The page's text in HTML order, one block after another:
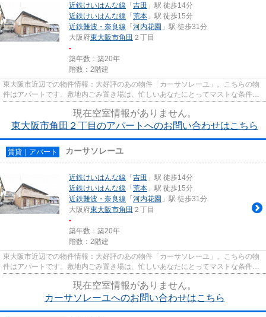
近鉄けいはんな線 「吉田 」駅 徒歩14分
近鉄けいはんな線 「荒本 」駅 徒歩15分
近鉄難波・奈良線 「河内花園 」駅 徒歩31分
大阪府東大阪市角田 ２丁目
-
築年数：築20年
階数：2階建
東大阪市近辺での物件情報：大好評のあの物件「カーサソレーユ」。こちらの物
件はアパートです。敷地内ごみ置き場は、忙しいあなたにとってマストな条件で
はないでしょうか。最上階の...
現在空室情報がありません。
東大阪市角田２丁目のアパートへのお問い合わせはこちら
賃貸｜アパート カーサソレーユ
近鉄けいはんな線 「吉田 」駅 徒歩14分
近鉄けいはんな線 「荒本 」駅 徒歩15分
近鉄難波・奈良線 「河内花園 」駅 徒歩31分
大阪府東大阪市角田 ２丁目
-
築年数：築20年
階数：2階建
東大阪市近辺での物件情報：大好評のあの物件「カーサソレーユ」。こちらの物
件はアパートです。敷地内ごみ置き場は、忙しいあなたにとってマストな条件で
はないでしょうか。最上階の...
現在空室情報がありません。
カーサソレーユへのお問い合わせはこちら